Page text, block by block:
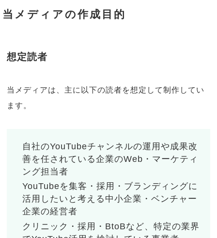
当メディアの作成目的
想定読者
当メディアは、主に以下の読者を想定して制作してい
ます。
自社のYouTubeチャンネルの運用や成果改
善を任されている企業のWeb・マーケティ
ング担当者
YouTubeを集客・採用・ブランディングに
活用したいと考える中小企業・ベンチャー
企業の経営者
クリニック・採用・BtoBなど、特定の業界